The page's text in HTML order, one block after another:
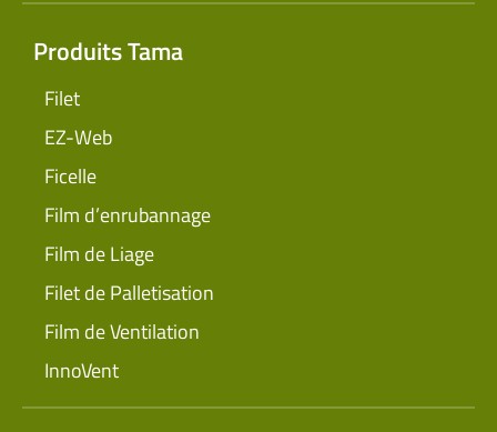
Produits Tama
Filet
EZ-Web
Ficelle
Film d’enrubannage
Film de Liage
Filet de Palletisation
Film de Ventilation
InnoVent